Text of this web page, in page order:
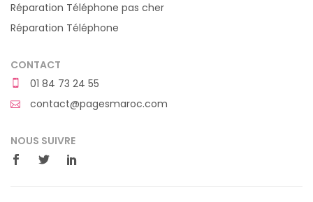
Réparation Téléphone pas cher
Réparation Téléphone
CONTACT
01 84 73 24 55
contact@pagesmaroc.com
NOUS SUIVRE